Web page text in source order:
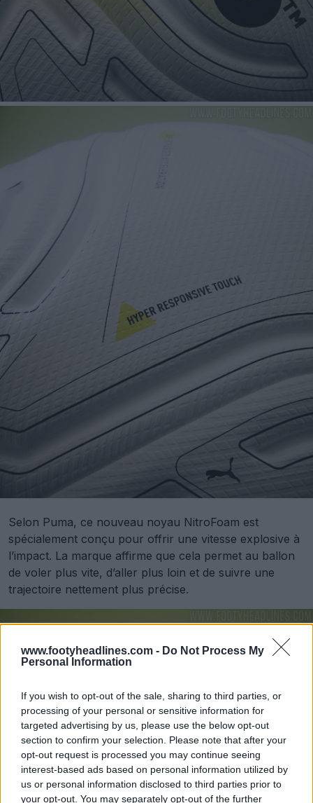
www.footyheadlines.com - Do Not Process My
Personal Information
If you wish to opt-out of the sale, sharing to third parties, or
processing of your personal or sensitive information for
targeted advertising by us, please use the below opt-out
section to confirm your selection. Please note that after your
opt-out request is processed you may continue seeing
interest-based ads based on personal information utilized by
us or personal information disclosed to third parties prior to
your opt-out. You may separately opt-out of the further
Selon Puma, ce nouveau noyau NitroFoam est
spécialement conçu pour offrir une vitesse explosive à
l’impact. La marque affirme que cela permet au ballon
de voler plus vite, d’aller plus loin et de suivre une
trajectoire nettement plus précise.